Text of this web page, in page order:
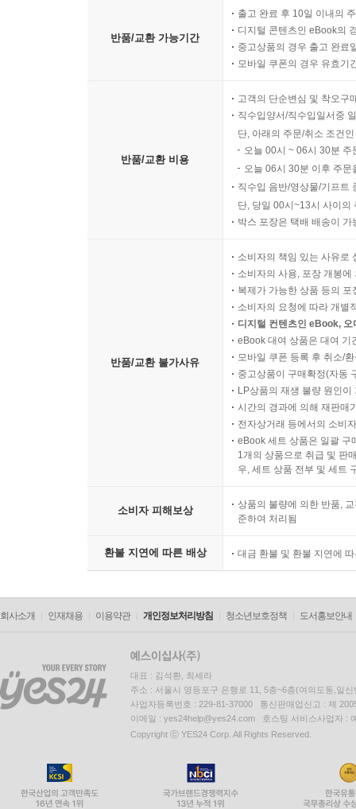
반품/교환 가능기간
출고 완료 후 10일 이내의
디지털 콘텐츠인 eBook의
중고상품의 경우 출고 완료
모바일 쿠폰의 경우 유효기
반품/교환 비용
고객의 단순변심 및 착오구
직수입양서/직수입일서중
단, 아래의 주문/취소 조건
오늘 00시 ~ 06시 30분
오늘 06시 30분 이후 주
직수입 음반/영상물/기프트
단, 당일 00시~13시 사이의
박스 포장은 택배 배송이
반품/교환 불가사유
소비자의 책임 있는 사유로
소비자의 사용, 포장 개봉
복제가 가능한 상품 등의
소비자의 요청에 따라 개별
디지털 컨텐츠인 eBook,
eBook 대여 상품은 대여 기
모바일 쿠폰 등록 후 취소/
중고상품이 구매확정(자동
LP상품의 재생 불량 원인
시간의 경과에 의해 재판매
전자상거래 등에서의 소비
eBook 세트 상품은 일괄 구
1개의 상품으로 취급 및 판
우, 세트 상품 전부 및 세트
소비자 피해보상
상품의 불량에 의한 반품,
준하여 처리됨
환불 지연에 따른 배상 대금 환불 및 환불 지연에
회사소개 인재채용 이용약관 개인정보처리방침 청소년보호정책 도서홍보안내
대표 : 김석환, 최세라
주소 : 서울시 영등포구 은행로 11, 5층~6층(여의도동,일신
사업자등록번호 : 229-81-37000 통신판매업신고 : 제
이메일 : yes24help@yes24.com 호스팅 서비스사업자 :
Copyright ⓒ YES24 Corp. All Rights Reserved.